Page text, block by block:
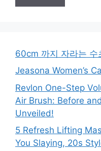
60cm 까지 자라는 수
Jeasona Women’s
Revlon One-Step
Air Brush: Before
Unveiled!
5 Refresh Lifting
You Slaying, 20s